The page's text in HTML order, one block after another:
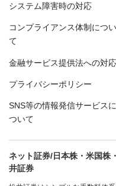
システム障害時の対応
コンプライアンス体制につい
て
金融サービス提供法への対応
プライバシーポリシー
SNS等の情報発信サービスに
ついて
ネット証券/日本株・米国株
井証券